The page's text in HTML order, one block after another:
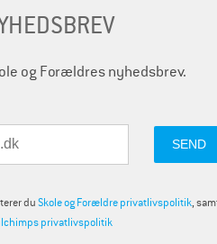
og Forældres nyhedsbrev.
duSkole og Forældre privatlivspolitik,
privatlivspolitik